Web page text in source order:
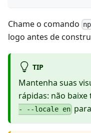
Chame o comando
logo antes de
TIP
Mantenha suas
rápidas: não
- --locale en